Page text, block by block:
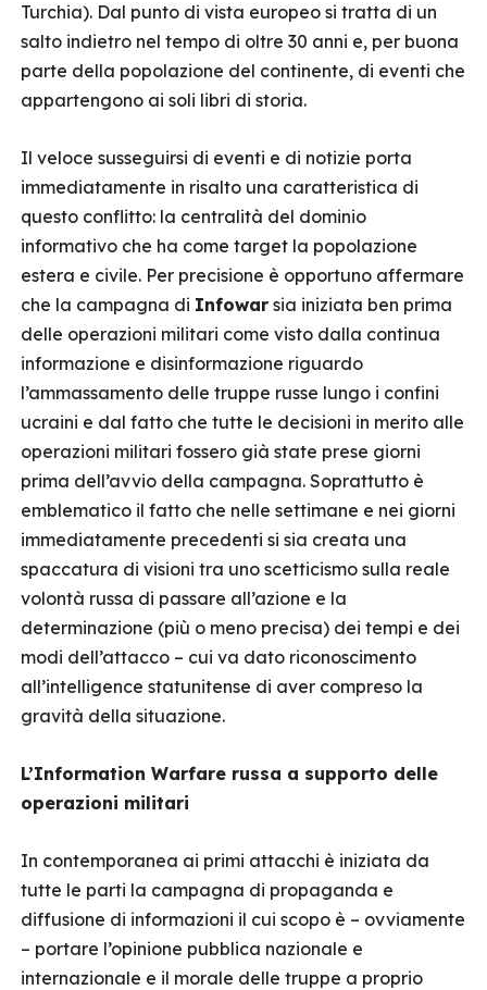
Turchia). Dal punto di vista europeo si tratta di un
salto indietro nel tempo di oltre 30 anni e, per buona
parte della popolazione del continente, di eventi che
appartengono ai soli libri di storia.
Il veloce susseguirsi di eventi e di notizie porta
immediatamente in risalto una caratteristica di
questo conflitto: la centralità del dominio
informativo che ha come target la popolazione
estera e civile. Per precisione è opportuno affermare
che la campagna di Infowar sia iniziata ben prima
delle operazioni militari come visto dalla continua
informazione e disinformazione riguardo
l’ammassamento delle truppe russe lungo i confini
ucraini e dal fatto che tutte le decisioni in merito alle
operazioni militari fossero già state prese giorni
prima dell’avvio della campagna. Soprattutto è
emblematico il fatto che nelle settimane e nei giorni
immediatamente precedenti si sia creata una
spaccatura di visioni tra uno scetticismo sulla reale
volontà russa di passare all’azione e la
determinazione (più o meno precisa) dei tempi e dei
modi dell’attacco – cui va dato riconoscimento
all’intelligence statunitense di aver compreso la
gravità della situazione.
L’Information Warfare russa a supporto delle
operazioni militari
In contemporanea ai primi attacchi è iniziata da
tutte le parti la campagna di propaganda e
diffusione di informazioni il cui scopo è – ovviamente
– portare l’opinione pubblica nazionale e
internazionale e il morale delle truppe a proprio